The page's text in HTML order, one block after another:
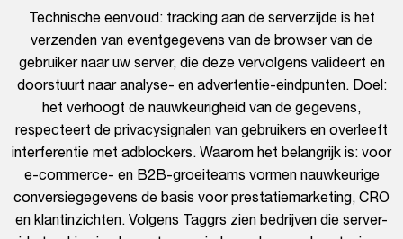
Technische eenvoud: tracking aan de serverzijde is het
verzenden van eventgegevens van de browser van de
gebruiker naar uw server, die deze vervolgens valideert en
doorstuurt naar analyse- en advertentie-eindpunten. Doel:
het verhoogt de nauwkeurigheid van de gegevens,
respecteert de privacysignalen van gebruikers en overleeft
interferentie met adblockers. Waarom het belangrijk is: voor
e-commerce- en B2B-groeiteams vormen nauwkeurige
conversiegegevens de basis voor prestatiemarketing, CRO
en klantinzichten. Volgens Taggrs zien bedrijven die server-